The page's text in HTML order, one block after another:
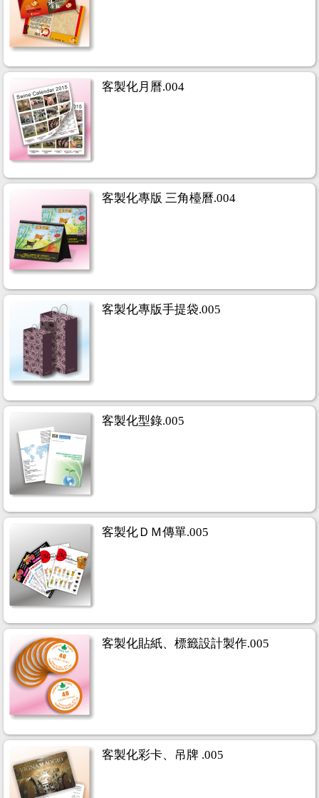
客製化月曆.004
客製化專版 三角檯曆.004
客製化專版手提袋.005
客製化型錄.005
客製化ＤＭ傳單.005
客製化貼紙、標籤設計製作.005
客製化彩卡、吊牌 .005